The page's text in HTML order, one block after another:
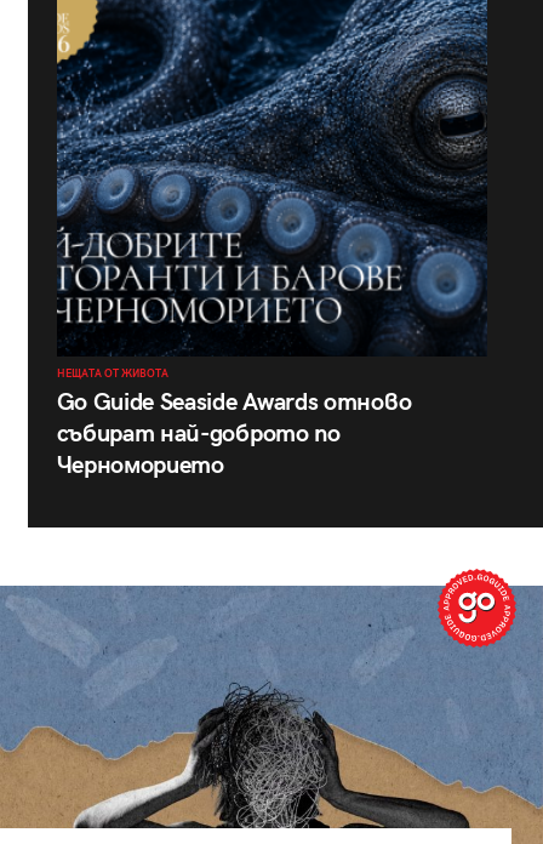
НЕЩАТА ОТ ЖИВОТА
Go Guide Seaside Awards отново
събират най-доброто по
Черноморието